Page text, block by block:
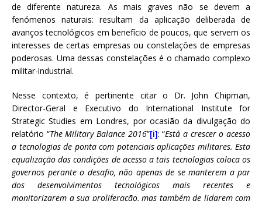
de diferente natureza. As mais graves não se devem a
fenómenos naturais: resultam da aplicação deliberada de
avanços tecnológicos em benefício de poucos, que servem os
interesses de certas empresas ou constelações de empresas
poderosas. Uma dessas constelações é o chamado complexo
militar-industrial.
Nesse contexto, é pertinente citar o Dr. John Chipman,
Director-Geral e Executivo do International Institute for
Strategic Studies em Londres, por ocasião da divulgação do
relatório “The Military Balance 2016”[i]: “Está a crescer o acesso
a tecnologias de ponta com potenciais aplicações militares. Esta
equalização das condições de acesso a tais tecnologias coloca os
governos perante o desafio, não apenas de se manterem a par
dos desenvolvimentos tecnológicos mais recentes e
monitorizarem a sua proliferação, mas também de lidarem com